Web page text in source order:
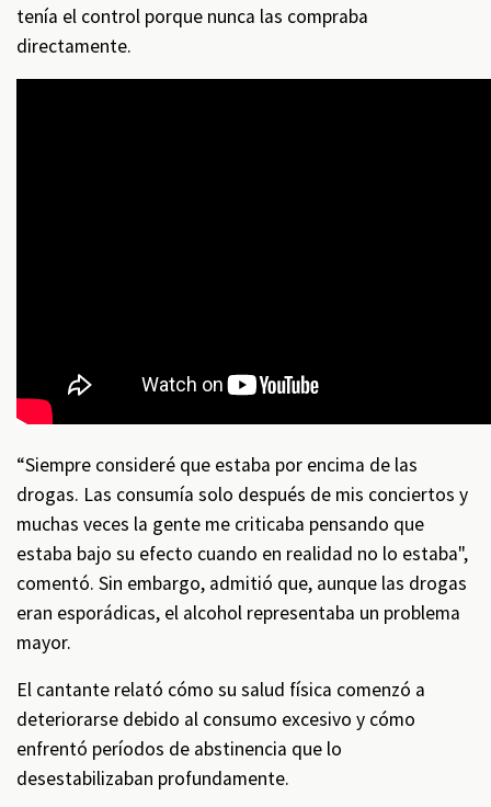
tenía el control porque nunca las compraba
directamente.
“Siempre consideré que estaba por encima de las
drogas. Las consumía solo después de mis conciertos y
muchas veces la gente me criticaba pensando que
estaba bajo su efecto cuando en realidad no lo estaba",
comentó. Sin embargo, admitió que, aunque las drogas
eran esporádicas, el alcohol representaba un problema
mayor.
El cantante relató cómo su salud física comenzó a
deteriorarse debido al consumo excesivo y cómo
enfrentó períodos de abstinencia que lo
desestabilizaban profundamente.